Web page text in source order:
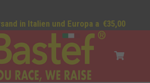
in Italien und Europa a €35,00